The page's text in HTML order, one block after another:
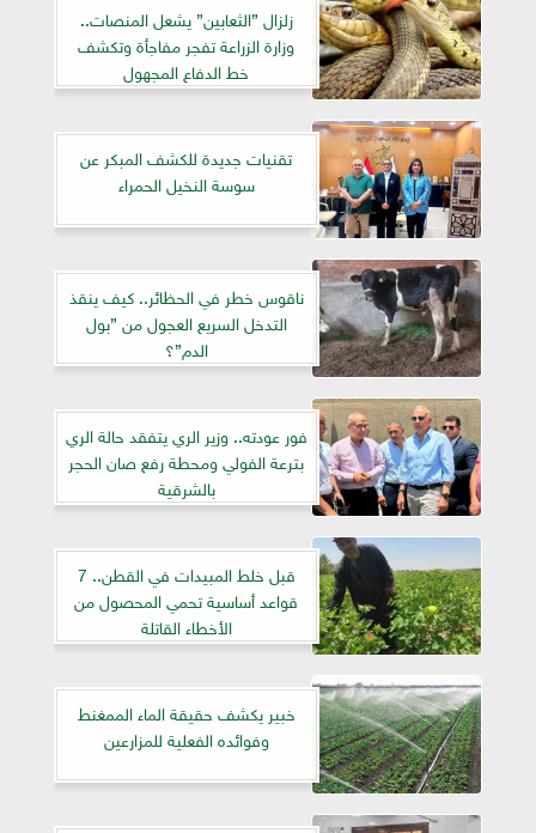
زلزال ”الثعابين” يشعل المنصات..
وزارة الزراعة تفجر مفاجأة وتكشف
خط الدفاع المجهول
تقنيات جديدة للكشف المبكر عن
سوسة النخيل الحمراء
ناقوس خطر في الحظائر.. كيف ينقذ
التدخل السريع العجول من ”بول
الدم”؟
فور عودته.. وزير الري يتفقد حالة الري
بترعة الفولي ومحطة رفع صان الحجر
بالشرقية
قبل خلط المبيدات في القطن.. 7
قواعد أساسية تحمي المحصول من
الأخطاء القاتلة
خبير يكشف حقيقة الماء الممغنط
وفوائده الفعلية للمزارعين